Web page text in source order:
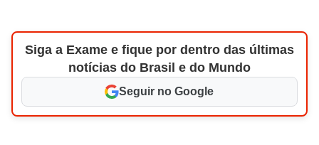
Siga a Exame e fique por dentro das últimas
notícias do Brasil e do Mundo
Seguir no Google